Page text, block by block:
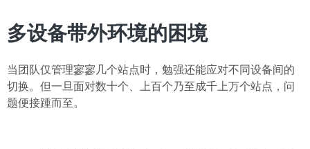
多设备带外环境的困境
当团队仅管理寥寥几个站点时，勉强还能应对不同设备间的
切换。但一旦面对数十个、上百个乃至成千上万个站点，问
题便接踵而至。